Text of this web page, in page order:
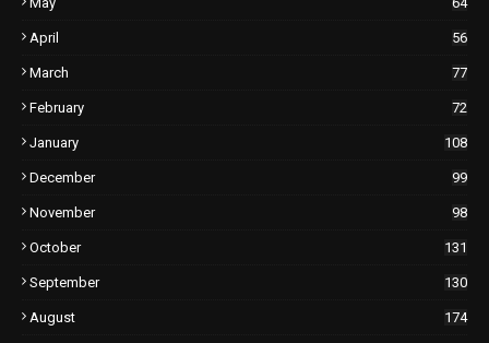
April 56
March 77
February 72
January 108
December 99
November 98
October 131
September 130
August 174